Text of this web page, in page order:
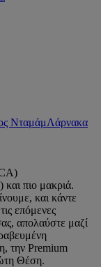
ΝταμάμΛάρνακα
πιο μακριά.
και κάντε
επόμενες
απολαύστε μαζί
την Premium
Θέση.